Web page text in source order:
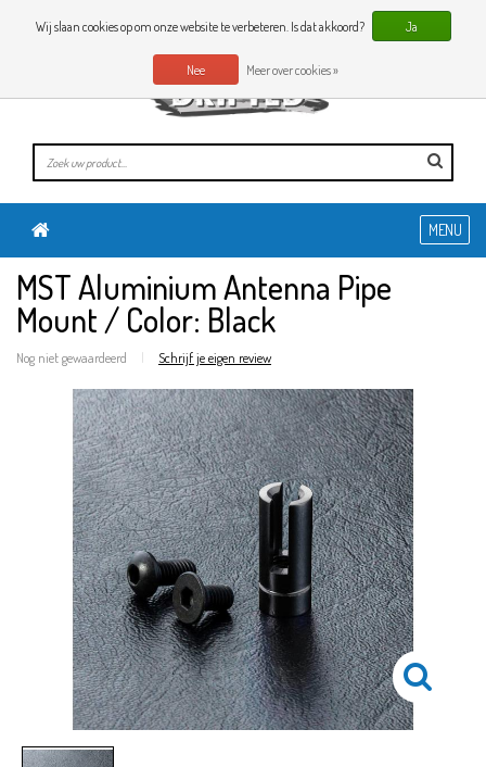
0 Artikelen
NL
MENU
MST Aluminium Antenna Pipe
Mount / Color: Black
Nog niet gewaardeerd | Schrijf je eigen review
Wij slaan cookies op om onze website te verbeteren. Is dat akkoord? Ja
Nee Meer over cookies »